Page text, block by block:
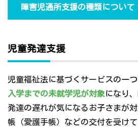
障害児通所支援の種類について
児童発達支援
児童福祉法に基づくサービスの一つ
入学までの未就学児が対象になり
発達の遅れが気になるお子さまが
帳（愛護手帳）などの交付を受け